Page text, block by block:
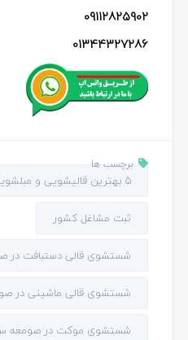
09112825902
01344327286
برچسب ها
5 بهترین قالیشویی و مبلشویی در صومعه سرا
ثبت مشاغل کشور
شستشوی قالی دستبافت در
شستشوی قالی ماشینی در
شستشوی موکت در صومعه